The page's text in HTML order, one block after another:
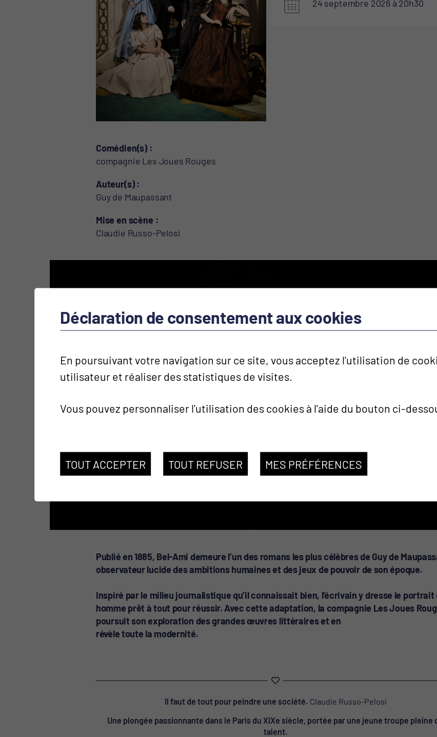
24 septembre 2026 20 30
Comédien(s)
compagnie Les Joues Rouges
Auteur(s)
Guy de Maupassant
Mise en scène
Claudie Russo-Pelosi
Publié en 1885, Bel-Ami demeure l’un des romans les plus célèbres de Guy de
observateur lucide des ambitions humaines et des jeux de pouvoir de son époque.
Inspiré par le milieu journalistique qu’il connaissait bien, l’écrivain y dresse le portrait
homme prêt à tout pour réussir. Avec cette adaptation, la compagnie Les Joues
poursuit son exploration des grandes œuvres littéraires et en
révèle toute la modernité.
Il faut de tout pour peindre une société. Claudie Russo-Pelosi
Une plongée passionnante dans le Paris du XIXe siècle, portée par une jeune troupe pleine
talent.
Déclaration de consentement aux cookies
En poursuivant votre navigation sur ce site, vous acceptez l'utilisation de
utilisateur et réaliser des statistiques de visites.
Vous pouvez personnaliser l'utilisation des cookies à l'aide du bouton ci-
TOUT ACCEPTER TOUT REFUSER MES PRÉFÉRENCES